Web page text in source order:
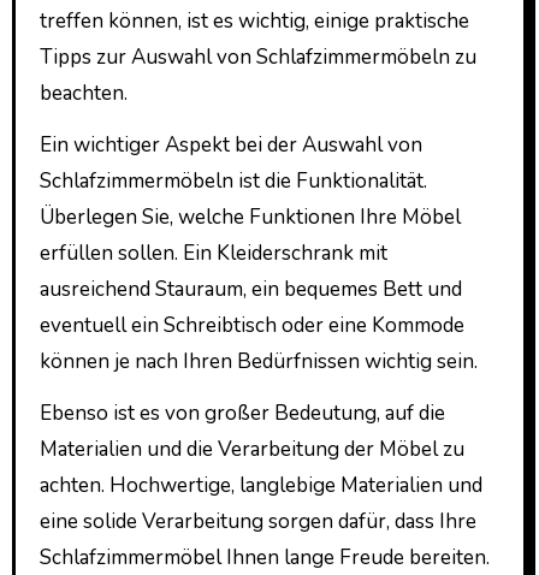
treffen können, ist es wichtig, einige praktische
Tipps zur Auswahl von Schlafzimmermöbeln zu
beachten.
Ein wichtiger Aspekt bei der Auswahl von
Schlafzimmermöbeln ist die Funktionalität.
Überlegen Sie, welche Funktionen Ihre Möbel
erfüllen sollen. Ein Kleiderschrank mit
ausreichend Stauraum, ein bequemes Bett und
eventuell ein Schreibtisch oder eine Kommode
können je nach Ihren Bedürfnissen wichtig sein.
Ebenso ist es von großer Bedeutung, auf die
Materialien und die Verarbeitung der Möbel zu
achten. Hochwertige, langlebige Materialien und
eine solide Verarbeitung sorgen dafür, dass Ihre
Schlafzimmermöbel Ihnen lange Freude bereiten.